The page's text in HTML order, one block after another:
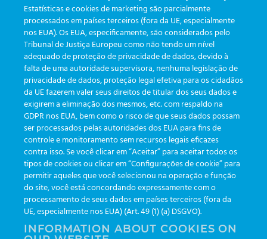
| Markierteficiência,etrack, greinerbioonebr,preanalitica
rastreabilidade ,tecnologia,tomada de decisão
KATEGORIEN
Aktualisierungen(19)
Veranstaltungen(19)
Funktionalitäten(35)
Newsletter (111)
TAGS
Estatísticas e cookies de marketing são parcialmente
processados em países terceiros (fora da UE, especialmente
nos EUA). Os EUA, especificamente, são considerados pelo
Tribunal de Justiça Europeu como não tendo um nível
adequado de proteção de privacidade de dados, devido à
falta de uma autoridade supervisora, nenhuma legislação de
privacidade de dados, proteção legal efetiva para os cidadãos
da UE fazerem valer seus direitos de titular dos seus dados e
exigirem a eliminação dos mesmos, etc. com respaldo na
GDPR nos EUA, bem como o risco de que seus dados possam
ser processados pelas autoridades dos EUA para fins de
controle e monitoramento sem recursos legais eficazes
contra isso. Se você clicar em “Aceitar” para aceitar todos os
tipos de cookies ou clicar em “Configurações de cookie” para
permitir aqueles que você selecionou na operação e função
do site, você está concordando expressamente com o
processamento de seus dados em países terceiros (fora da
UE, especialmente nos EUA) (Art. 49 (1) (a) DSGVO).
INFORMATION ABOUT COOKIES ON